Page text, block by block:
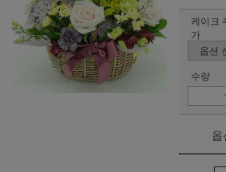
케이크
가
수량